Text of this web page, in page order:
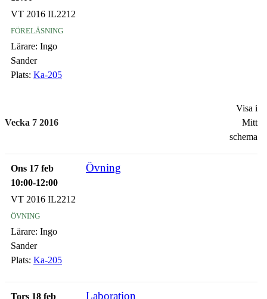
VT 2016 IL2212
föreläsning
Lärare: Ingo
Sander
Plats: Ka-205
Vecka 7 2016
Visa i
Mitt
schema
Ons 17 feb
10:00-12:00
Övning
VT 2016 IL2212
övning
Lärare: Ingo
Sander
Plats: Ka-205
Tors 18 feb Laboration